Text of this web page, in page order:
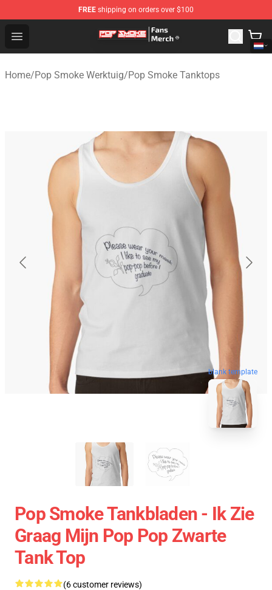
FREE shipping on orders over $100
Open menu
Pop Smoke Store - Official Pop Smoke Merchandise
Home/Pop Smoke Werktuig/Pop Smoke Tanktops
blank template
Pop Smoke Tankbladen - Ik Zie
Graag Mijn Pop Pop Zwarte
Tank Top
(6 customer reviews)